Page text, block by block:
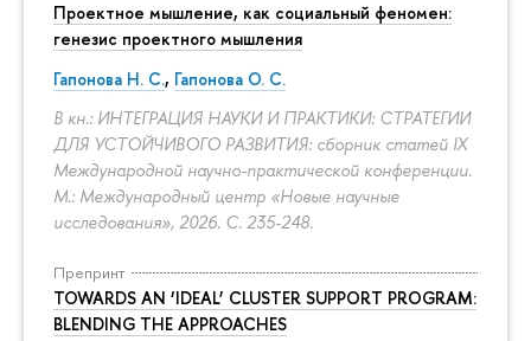
Проектное мышление, как социальный феномен:
генезис проектного мышления
Гапонова Н. С., Гапонова О. С.
В кн.: ИНТЕГРАЦИЯ НАУКИ И ПРАКТИКИ: СТРАТЕГИИ
ДЛЯ УСТОЙЧИВОГО РАЗВИТИЯ: сборник статей IX
Международной научно-практической конференции.
М.: Международный центр «Новые научные
исследования», 2026. С. 235-248.
Препринт
TOWARDS AN ‘IDEAL’ CLUSTER SUPPORT PROGRAM:
BLENDING THE APPROACHES